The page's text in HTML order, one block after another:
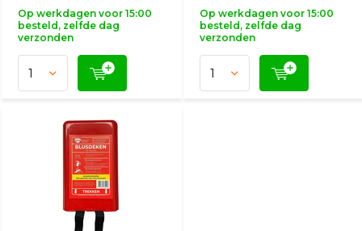
Op werkdagen voor 15:00
besteld, zelfde dag
verzonden
Op werkdagen voor 15:00
besteld, zelfde dag
verzonden